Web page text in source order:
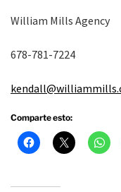
William Mills Agency
678-781-7224
Comparte esto: